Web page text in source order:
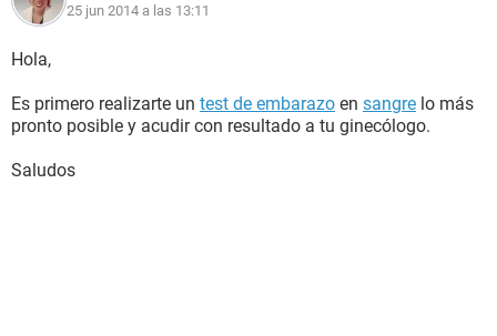
25 jun 2014 a las 13:11
Hola,
Es primero realizarte un test de embarazo en sangre lo más
pronto posible y acudir con resultado a tu ginecólogo.
Saludos